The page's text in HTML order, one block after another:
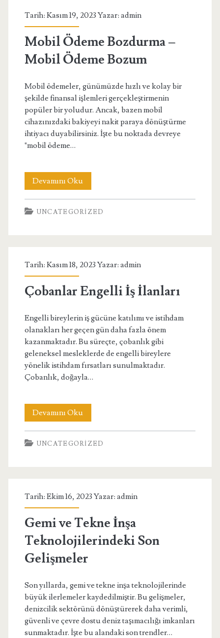
Tarih: Kasım 19, 2023 Yazar: admin
Mobil Ödeme Bozdurma –
Mobil Ödeme Bozum
Mobil ödemeler, günümüzde hızlı ve kolay bir
şekilde finansal işlemleri gerçekleştirmenin
popüler bir yoludur. Ancak, bazen mobil
cihazınızdaki bakiyeyi nakit paraya dönüştürme
ihtiyacı duyabilirsiniz. İşte bu noktada devreye
"mobil ödeme…
Devamını OkuMobil
Ödeme
Bozdurma
Ödeme
Bozum
UNCATEGORIZED
Tarih: Kasım 18, 2023 Yazar: admin
Çobanlar Engelli İş İlanları
Engelli bireylerin iş gücüne katılımı ve istihdam
olanakları her geçen gün daha fazla önem
kazanmaktadır. Bu süreçte, çobanlık gibi
geleneksel mesleklerde de engelli bireylere
yönelik istihdam fırsatları sunulmaktadır.
Çobanlık, doğayla…
Devamını OkuÇobanlar
Engelli
İş
UNCATEGORIZED
Tarih: Ekim 16, 2023 Yazar: admin
Gemi ve Tekne İnşa
Teknolojilerindeki Son
Gelişmeler
Son yıllarda, gemi ve tekne inşa teknolojilerinde
büyük ilerlemeler kaydedilmiştir. Bu gelişmeler,
denizcilik sektörünü dönüştürerek daha verimli,
güvenli ve çevre dostu deniz taşımacılığı imkanları
sunmaktadır. İşte bu alandaki son trendler…